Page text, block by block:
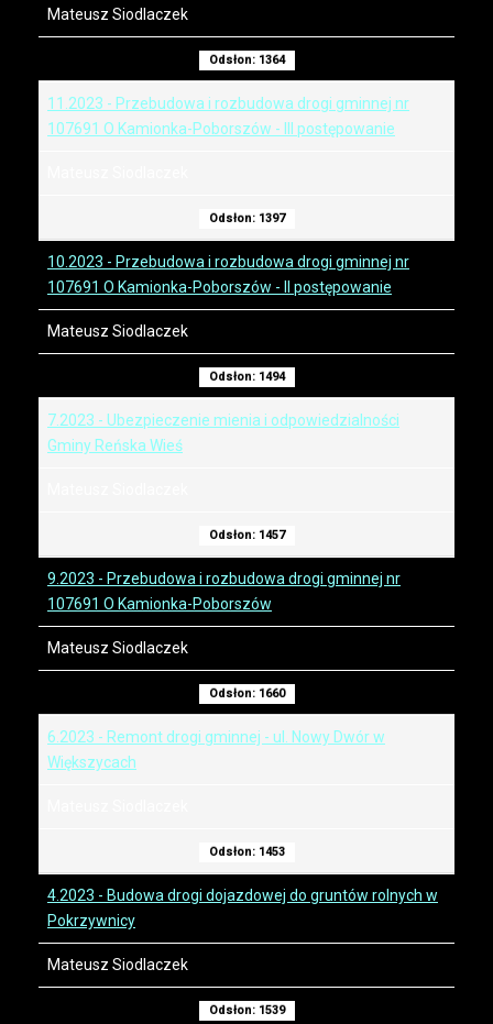
Mateusz Siodlaczek
Odsłon: 1364
11.2023 - Przebudowa i rozbudowa drogi gminnej nr
107691 O Kamionka-Poborszów - III postępowanie
Odsłon: 1397
10.2023 - Przebudowa i rozbudowa drogi gminnej nr
107691 O Kamionka-Poborszów - II postępowanie
Mateusz Siodlaczek
Odsłon: 1494
7.2023 - Ubezpieczenie mienia i odpowiedzialności
Gminy Reńska Wieś
Odsłon: 1457
9.2023 - Przebudowa i rozbudowa drogi gminnej nr
107691 O Kamionka-Poborszów
Mateusz Siodlaczek
Odsłon: 1660
6.2023 - Remont drogi gminnej - ul. Nowy Dwór w
Większycach
Odsłon: 1453
4.2023 - Budowa drogi dojazdowej do gruntów rolnych w
Pokrzywnicy
Mateusz Siodlaczek
Odsłon: 1539